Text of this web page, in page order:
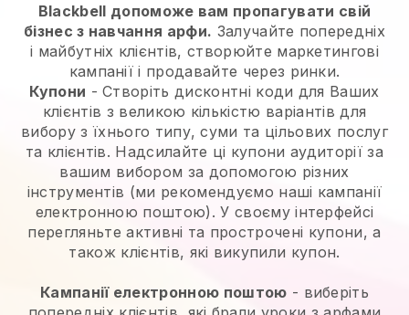
Blackbell допоможе вам пропагувати свій
бізнес з навчання арфи. Залучайте попередніх
і майбутніх клієнтів, створюйте маркетингові
кампанії і продавайте через ринки.
Купони - Створіть дисконтні коди для Ваших
клієнтів з великою кількістю варіантів для
вибору з їхнього типу, суми та цільових послуг
та клієнтів. Надсилайте ці купони аудиторії за
вашим вибором за допомогою різних
інструментів (ми рекомендуємо наші кампанії
електронною поштою). У своєму інтерфейсі
перегляньте активні та прострочені купони, а
також клієнтів, які викупили купон.
Кампанії електронною поштою - виберіть